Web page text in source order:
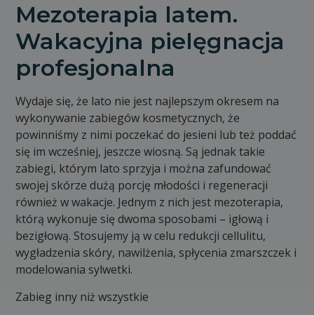
Mezoterapia latem.
Wakacyjna pielęgnacja
profesjonalna
Wydaje się, że lato nie jest najlepszym okresem na
wykonywanie zabiegów kosmetycznych, że
powinniśmy z nimi poczekać do jesieni lub też poddać
się im wcześniej, jeszcze wiosną. Są jednak takie
zabiegi, którym lato sprzyja i można zafundować
swojej skórze dużą porcję młodości i regeneracji
również w wakacje. Jednym z nich jest mezoterapia,
którą wykonuje się dwoma sposobami – igłową i
bezigłową. Stosujemy ją w celu redukcji cellulitu,
wygładzenia skóry, nawilżenia, spłycenia zmarszczek i
modelowania sylwetki.
Zabieg inny niż wszystkie